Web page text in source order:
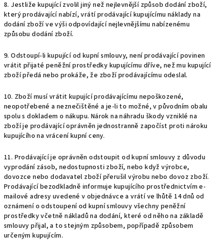
8. Jestliže kupující zvolil jiný než nejlevnější způsob dodání zboží,
který prodávající nabízí, vrátí prodávající kupujícímu náklady na
dodání zboží ve výši odpovídající nejlevnějšímu nabízenému
způsobu dodání zboží.
9. Odstoupí-li kupující od kupní smlouvy, není prodávající povinen
vrátit přijaté peněžní prostředky kupujícímu dříve, než mu kupující
zboží předá nebo prokáže, že zboží prodávajícímu odeslal.
10. Zboží musí vrátit kupující prodávajícímu nepoškozené,
neopotřebené a neznečištěné a je-li to možné, v původním obalu
spolu s dokladem o nákupu. Nárok na náhradu škody vzniklé na
zboží je prodávající oprávněn jednostranně započíst proti nároku
kupujícího na vrácení kupní ceny.
11. Prodávající je oprávněn odstoupit od kupní smlouvy z důvodu
vyprodání zásob, nedostupnosti zboží, nebo když výrobce,
dovozce nebo dodavatel zboží přerušil výrobu nebo dovoz zboží.
Prodávající bezodkladně informuje kupujícího prostřednictvím e-
mailové adresy uvedené v objednávce a vrátí ve lhůtě 14 dnů od
oznámení o odstoupení od kupní smlouvy všechny peněžní
prostředky včetně nákladů na dodání, které od něho na základě
smlouvy přijal, a to stejným způsobem, popřípadě způsobem
určeným kupujícím.